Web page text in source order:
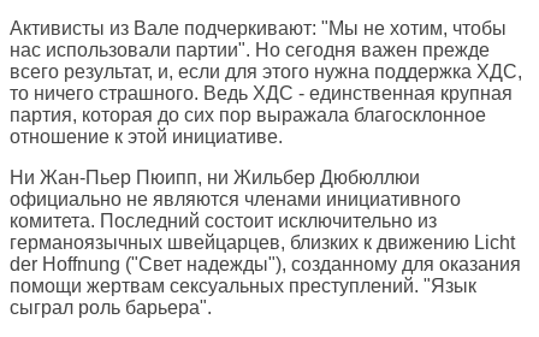
Активисты из Вале подчеркивают: "Мы не хотим, чтобы
нас использовали партии". Но сегодня важен прежде
всего результат, и, если для этого нужна поддержка ХДС,
то ничего страшного. Ведь ХДС - единственная крупная
партия, которая до сих пор выражала благосклонное
отношение к этой инициативе.
Ни Жан-Пьер Пюипп, ни Жильбер Дюбюллюи
официально не являются членами инициативного
комитета. Последний состоит исключительно из
германоязычных швейцарцев, близких к движению Licht
der Hoffnung ("Свет надежды"), созданному для оказания
помощи жертвам сексуальных преступлений. "Язык
сыграл роль барьера".